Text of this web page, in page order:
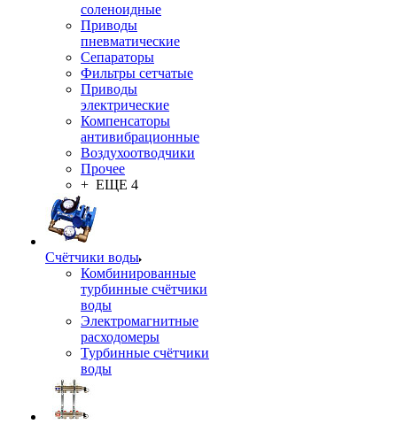
соленоидные
Приводы
пневматические
Сепараторы
Фильтры сетчатые
Приводы
электрические
Компенсаторы
антивибрационные
Воздухоотводчики
Прочее
+ ЕЩЕ 4
Счётчики воды
Комбинированные
турбинные счётчики
воды
Электромагнитные
расходомеры
Турбинные счётчики
воды